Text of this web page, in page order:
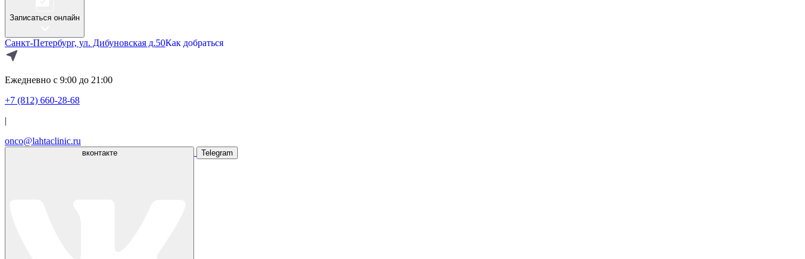
Записаться онлайн
Санкт-Петербург, ул. Дибуновская д.50Как добраться
Ежедневно с 9:00 до 21:00
+7 (812) 660-28-68
|
onco@lahtaclinic.ru
вконтакте Telegram